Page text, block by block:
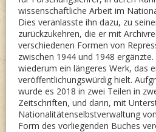
wissenschaftliche Arbeit im
Dies veranlasste ihn dazu, zu
zurückzukehren, die er mit
verschiedenen Formen von
zwischen 1944 und 1948
wiederum ein längeres Werk, das
veröffentlichungswürdig hielt.
wurde es 2018 in zwei Teilen in
Zeitschriften, und dann, mit
Nationalitätenselbstverwaltung
Form des vorliegenden Buches